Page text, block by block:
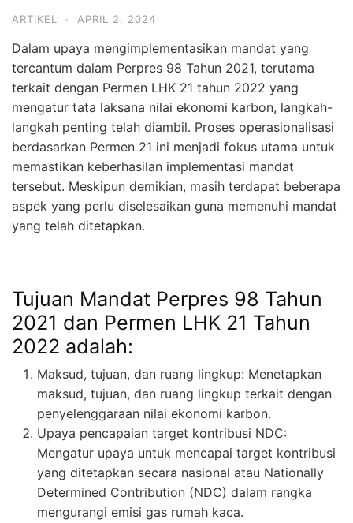
ARTIKEL · APRIL 2, 2024
Dalam upaya mengimplementasikan mandat yang
tercantum dalam Perpres 98 Tahun 2021, terutama
terkait dengan Permen LHK 21 tahun 2022 yang
mengatur tata laksana nilai ekonomi karbon, langkah-
langkah penting telah diambil. Proses operasionalisasi
berdasarkan Permen 21 ini menjadi fokus utama untuk
memastikan keberhasilan implementasi mandat
tersebut. Meskipun demikian, masih terdapat beberapa
aspek yang perlu diselesaikan guna memenuhi mandat
yang telah ditetapkan.
Tujuan Mandat Perpres 98 Tahun
2021 dan Permen LHK 21 Tahun
2022 adalah:
Maksud, tujuan, dan ruang lingkup: Menetapkan
maksud, tujuan, dan ruang lingkup terkait dengan
penyelenggaraan nilai ekonomi karbon.
Upaya pencapaian target kontribusi NDC:
Mengatur upaya untuk mencapai target kontribusi
yang ditetapkan secara nasional atau Nationally
Determined Contribution (NDC) dalam rangka
mengurangi emisi gas rumah kaca.